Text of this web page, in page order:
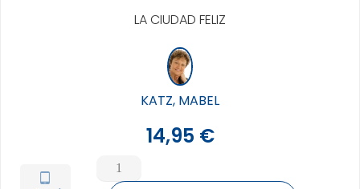
LA CIUDAD FELIZ
KATZ, MABEL
14,95 €
MALUHIA
cantidad